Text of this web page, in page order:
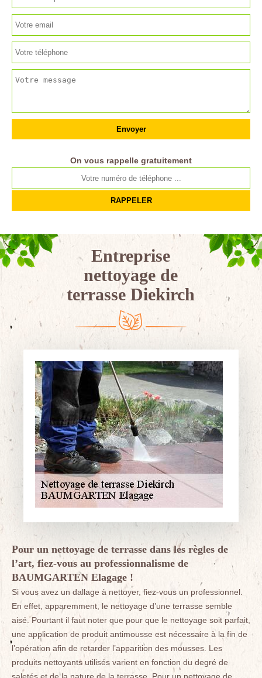
On vous rappelle gratuitement
Entreprise
nettoyage de
terrasse Diekirch
Pour un nettoyage de terrasse dans les règles de
l’art, fiez-vous au professionnalisme de
BAUMGARTEN Elagage !
Si vous avez un dallage à nettoyer, fiez-vous un professionnel.
En effet, apparemment, le nettoyage d’une terrasse semble
aisé. Pourtant il faut noter que pour que le nettoyage soit parfait,
une application de produit antimousse est nécessaire à la fin de
l’opération afin de retarder l’apparition des mousses. Les
produits nettoyants utilisés varient en fonction du degré de